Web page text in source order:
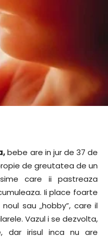
bebe are in jur de 37 de
de greutatea de un
care ii pastreaza
Ii place foarte
sau „hobby”, care il
Vazul i se dezvolta,
dar irisul inca nu are